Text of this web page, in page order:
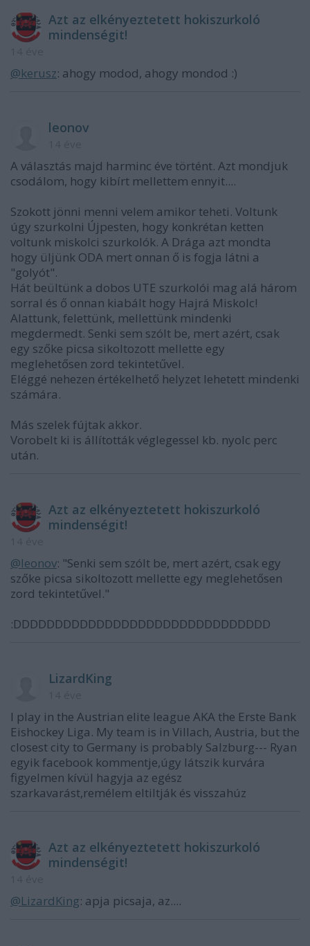
Azt az elkényeztetett hokiszurkoló
mindenségit!
@kerusz: ahogy modod, ahogy mondod :)
leonov
A választás majd harminc éve történt. Azt mondjuk
csodálom, hogy kibírt mellettem ennyit....
Szokott jönni menni velem amikor teheti. Voltunk
úgy szurkolni Újpesten, hogy konkrétan ketten
voltunk miskolci szurkolók. A Drága azt mondta
hogy üljünk ODA mert onnan ő is fogja látni a
"golyót".
Hát beültünk a dobos UTE szurkolói mag alá három
sorral és ő onnan kiabált hogy Hajrá Miskolc!
Alattunk, felettünk, mellettünk mindenki
megdermedt. Senki sem szólt be, mert azért, csak
egy szőke picsa sikoltozott mellette egy
meglehetősen zord tekintetűvel.
Eléggé nehezen értékelhető helyzet lehetett mindenki
számára.
Más szelek fújtak akkor.
Vorobelt ki is állították véglegessel kb. nyolc perc
után.
Azt az elkényeztetett hokiszurkoló
mindenségit!
@leonov: "Senki sem szólt be, mert azért, csak egy
szőke picsa sikoltozott mellette egy meglehetősen
zord tekintetűvel."
:DDDDDDDDDDDDDDDDDDDDDDDDDDDDDDD
LizardKing
I play in the Austrian elite league AKA the Erste Bank
Eishockey Liga. My team is in Villach, Austria, but the
closest city to Germany is probably Salzburg--- Ryan
egyik facebook kommentje,úgy látszik kurvára
figyelmen kívül hagyja az egész
szarkavarást,remélem eltiltják és visszahúz
Azt az elkényeztetett hokiszurkoló
mindenségit!
@LizardKing: apja picsaja, az....